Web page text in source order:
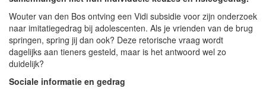
Wouter van den Bos ontving een Vidi subsidie voor zijn onderzoek
naar imitatiegedrag bij adolescenten. Als je vrienden van de brug
springen, spring jij dan ook? Deze retorische vraag wordt
dagelijks aan tieners gesteld, maar is het antwoord wel zo
duidelijk?
Sociale informatie en gedrag